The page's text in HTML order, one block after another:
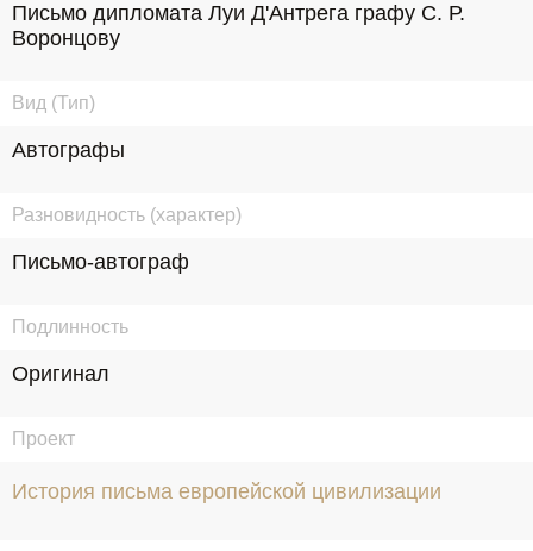
Письмо дипломата Луи Д'Антрега графу С. Р.
Воронцову
Вид (Тип)
Автографы
Разновидность (характер)
Письмо-автограф
Подлинность
Оригинал
Проект
История письма европейской цивилизации